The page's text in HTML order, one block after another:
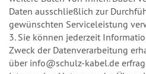
Daten ausschließlich zur
gewünschten Serviceleistung
3. Sie können jederzeit
Zweck der Datenverarbeitung
über info@schulz-kabel.de